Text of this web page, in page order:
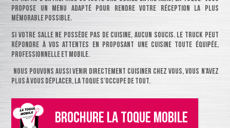
propose un menu adapté pour rendre votre réception la plus
mémorable possible.
Si votre salle ne possède pas de cuisine, aucun soucis. Le truck peut
répondre à vos attentes en proposant une cuisine toute équipée,
professionnelle et mobile.
Nous pouvons aussi venir directement cuisiner chez vous, vous n’avez
plus à vous déplacer, la Toque s’occupe de tout.
Brochure La Toque Mobile